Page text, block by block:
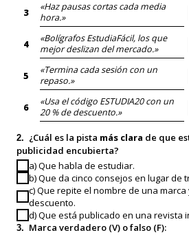
3
«Haz pausas cortas cada media
hora.»
4
«Bolígrafos EstudiaFácil, los que
mejor deslizan del mercado.»
5
«Termina cada sesión con un
repaso.»
6
«Usa el código ESTUDIA20 con un
20 % de descuento.»
2. ¿Cuál es la pista más clara de que
publicidad encubierta?
a) Que habla de estudiar.
b) Que da cinco consejos en lugar de
c) Que repite el nombre de una
descuento.
d) Que está publicado en una revista
3. Marca verdadero (V) o falso (F):